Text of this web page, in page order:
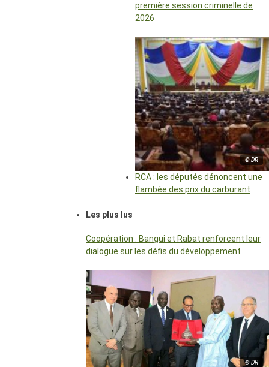
première session criminelle de
2026
© DR
RCA : les députés dénoncent une
flambée des prix du carburant
Les plus lus
Coopération : Bangui et Rabat renforcent leur
dialogue sur les défis du développement
© DR